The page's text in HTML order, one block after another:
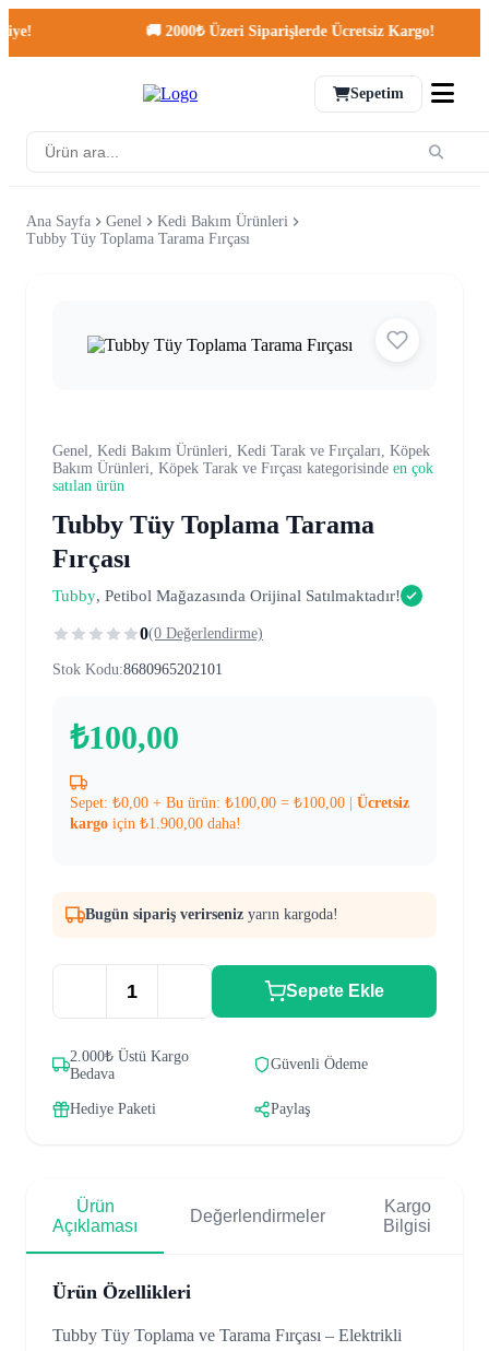
🚚 2000₺ Üzeri Siparişlerde Ücretsiz Kargo!
Sepetim
Ana Sayfa Genel
Kedi Bakım Ürünleri
Tubby Tüy Toplama Tarama Fırçası
Genel, Kedi Bakım Ürünleri, Kedi Tarak ve Fırçaları, Köpek
Bakım Ürünleri, Köpek Tarak ve Fırçası kategorisinde en çok
satılan ürün
Tubby Tüy Toplama Tarama
Fırçası
Tubby, Petibol Mağazasında Orijinal Satılmaktadır!
0(0 Değerlendirme)
Stok Kodu:8680965202101
₺100,00
Sepet: ₺0,00 + Bu ürün: ₺100,00 = ₺100,00
Ücretsiz
kargo için ₺1.900,00 daha!
Bugün sipariş verirseniz yarın kargoda!
Sepete Ekle
2.000₺ Üstü Kargo
Bedava
Güvenli Ödeme
Hediye Paketi Paylaş
Ürün
Açıklaması
Değerlendirmeler
Kargo
Bilgisi
Ürün Özellikleri
Tubby Tüy Toplama ve Tarama Fırçası – Elektrikli